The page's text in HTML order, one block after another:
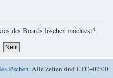
des Boards löschen möchtest?
Alle Zeiten sindUTC+02:00
löschen